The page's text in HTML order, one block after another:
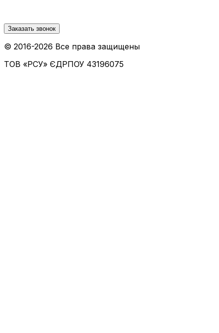
Заказать звонок
© 2016-2026 Все права защищены
ТОВ «РСУ» ЄДРПОУ 43196075